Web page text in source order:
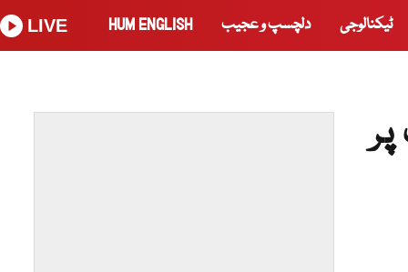
ٹیکنالوجی دلچسپ و عجیب HUM ENGLISH
LIVE